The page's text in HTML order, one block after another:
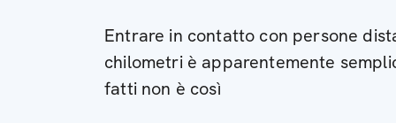
Entrare in contatto con persone
chilometri è apparentemente
fatti non è così